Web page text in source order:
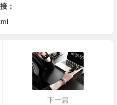
：
下一篇